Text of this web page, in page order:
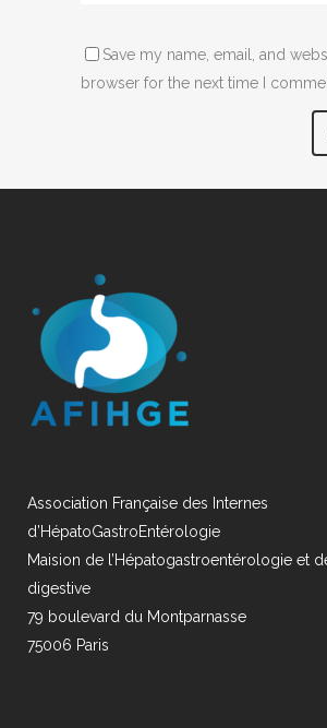
Save my name, email, and
browser for the next time I
Association Française des Internes
d’HépatoGastroEntérologie
Maision de l’Hépatogastroentérologie et
digestive
79 boulevard du Montparnasse
75006 Paris